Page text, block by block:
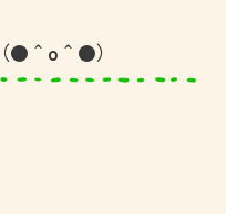
●＾o＾●）